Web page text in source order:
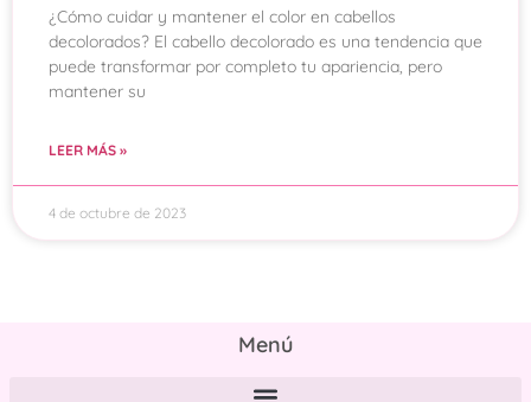
¿Cómo cuidar y mantener el color en cabellos
decolorados? El cabello decolorado es una tendencia que
puede transformar por completo tu apariencia, pero
mantener su
LEER MÁS »
4 de octubre de 2023
Menú